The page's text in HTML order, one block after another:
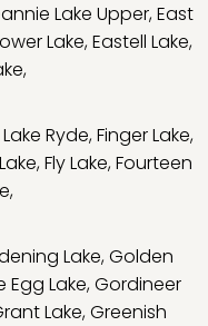
Lake Upper,East
Lake,Eastell Lake,
,
Ryde,Finger Lake,
,Fly Lake,Fourteen
,
Lake,Golden
Egg Lake,Gordineer
Lake,Greenish